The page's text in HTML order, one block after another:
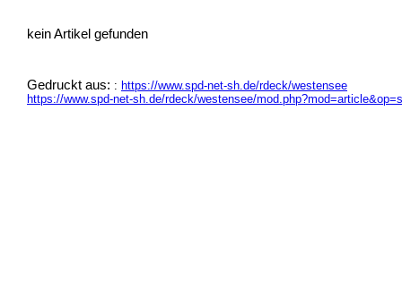
kein Artikel gefunden
Gedruckt aus: : https://www.spd-net-sh.de/rdeck/westensee
https://www.spd-net-sh.de/rdeck/westensee/